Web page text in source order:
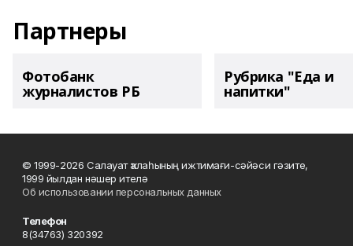
Партнеры
Фотобанк
журналистов РБ
Рубрика "Еда и
напитки"
© 1999-2026 Салауат ҡалаһының ижтимағи-сәйәси гәзите,
1999 йылдан нәшер ителә
Об использовании персональных данных
Телефон
8(34763) 320392